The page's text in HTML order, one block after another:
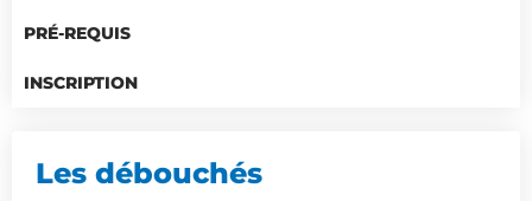
PRÉ-REQUIS
INSCRIPTION
Les débouchés